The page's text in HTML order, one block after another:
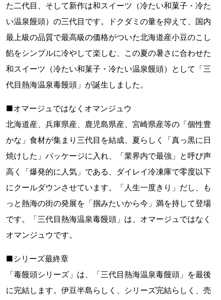
た二代目、そして新作は和スイーツ（冷たい和菓子・冷た
い温泉饅頭）の三代目です。ドクダミの量を抑えて、国内
最上級の品質で最高級の価格がついた北海道産小豆のこし
餡をシンプルに冷やして楽しむ、この夏の暑さに合わせた
和スイーツ（冷たい和菓子・冷たい温泉饅頭）として「三
代目熱海温泉毒饅頭」が誕生しました。
■オマージュではなくオマンジュウ
北海道産、兵庫県産、鹿児島県産、宮崎県産等の「個性豊
かな」食材が集まり三代目を結成、夏らしく「真っ黒に日
焼けした」パッケージに入れ、「業界内で最強」と呼び声
高く「爆発的に人気」である、ダイレイ冷凍庫で零度以下
にクールダウンさせています。「人生一度きり」だし、も
っと熱海の街の発展を「掴みたいから今」満を持して登場
です。「三代目熱海温泉毒饅頭」は、オマージュではなく
オマンジュウです。
■シリーズ最終章
「毒饅頭シリーズ」は、「三代目熱海温泉毒饅頭」を最後
に完結します。伊豆半島らしく、シリーズ完結らしく、売